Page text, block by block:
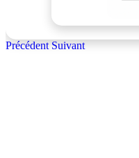
Précédent Suivant